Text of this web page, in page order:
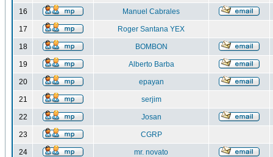
16 Manuel Cabrales
17 Roger Santana YEX
18 BOMBON
19 Alberto Barba
20 epayan
21 serjim
22 Josan
23 CGRP
24 mr. novato